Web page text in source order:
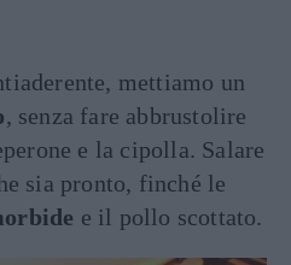
mettiamo un
, senza fare abbrustolire
e la cipolla. Salare
sia pronto, finché le
e il pollo scottato.